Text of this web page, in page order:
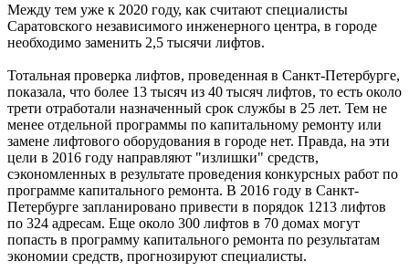
Между тем уже к 2020 году, как считают специалисты
Саратовского независимого инженерного центра, в городе
необходимо заменить 2,5 тысячи лифтов.
Тотальная проверка лифтов, проведенная в Санкт-Петербурге,
показала, что более 13 тысяч из 40 тысяч лифтов, то есть около
трети отработали назначенный срок службы в 25 лет. Тем не
менее отдельной программы по капитальному ремонту или
замене лифтового оборудования в городе нет. Правда, на эти
цели в 2016 году направляют "излишки" средств,
сэкономленных в результате проведения конкурсных работ по
программе капитального ремонта. В 2016 году в Санкт-
Петербурге запланировано привести в порядок 1213 лифтов
по 324 адресам. Еще около 300 лифтов в 70 домах могут
попасть в программу капитального ремонта по результатам
экономии средств, прогнозируют специалисты.